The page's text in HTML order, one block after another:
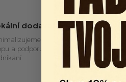
dodavatelé
uhlíkovou
a podporujeme místní